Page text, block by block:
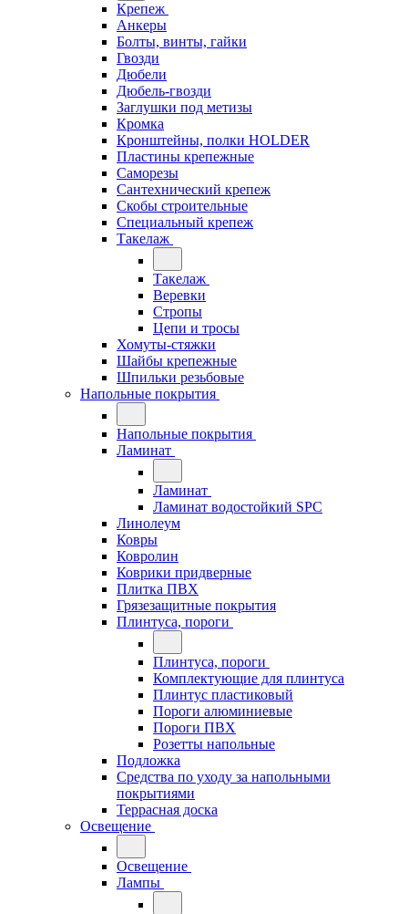
Крепеж
Анкеры
Болты, винты, гайки
Гвозди
Дюбели
Дюбель-гвозди
Заглушки под метизы
Кромка
Кронштейны, полки НОLDER
Пластины крепежные
Саморезы
Сантехнический крепеж
Скобы строительные
Специальный крепеж
Такелаж
Такелаж
Веревки
Стропы
Цепи и тросы
Хомуты-стяжки
Шайбы крепежные
Шпильки резьбовые
Напольные покрытия
Напольные покрытия
Ламинат
Ламинат
Ламинат водостойкий SPC
Линолеум
Ковры
Ковролин
Коврики придверные
Плитка ПВХ
Грязезащитные покрытия
Плинтуса, пороги
Плинтуса, пороги
Комплектующие для плинтуса
Плинтус пластиковый
Пороги алюминиевые
Пороги ПВХ
Розетты напольные
Подложка
Средства по уходу за напольными
покрытиями
Террасная доска
Освещение
Освещение
Лампы